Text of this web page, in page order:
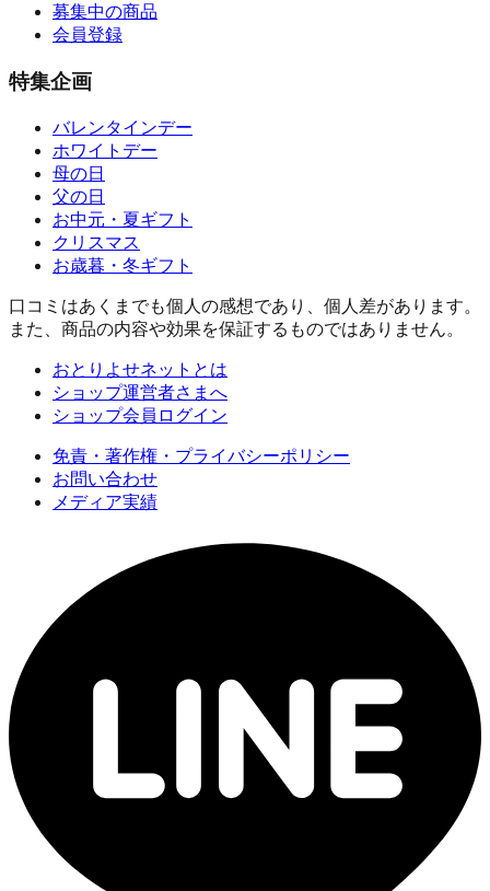
募集中の商品
会員登録
特集企画
バレンタインデー
ホワイトデー
母の日
父の日
お中元・夏ギフト
クリスマス
お歳暮・冬ギフト
口コミはあくまでも個人の感想であり、個人差があります。
また、商品の内容や効果を保証するものではありません。
おとりよせネットとは
ショップ運営者さまへ
ショップ会員ログイン
免責・著作権・プライバシーポリシー
お問い合わせ
メディア実績